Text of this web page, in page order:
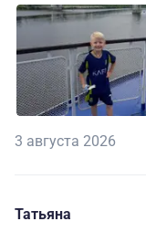
3 августа 2026
Татьяна